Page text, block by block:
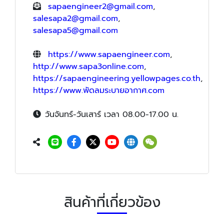
sapaengineer2@gmail.com,
salesapa2@gmail.com,
salesapa5@gmail.com
https://www.sapaengineer.com,
http://www.sapa3online.com,
https://sapaengineering.yellowpages.co.th,
https://www.พัดลมระบายอากาศ.com
วันจันทร์-วันเสาร์ เวลา 08.00-17.00 น.
สินค้าที่เกี่ยวข้อง